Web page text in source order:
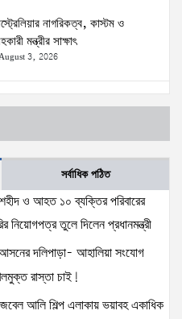
নাগরিকত্ব, কাস্টম ও
মন্ত্রীর সাক্ষাৎ
3, 2026
আহালিয়া সংযোগ সড়ক-
6, 2026
১০ ব্যক্তির পরিবারের হাতে চাকরির
8, 2026
নিয়ন্ত্রণে রয়েছে: স্বরাষ্ট্রমন্ত্রী
3, 2026
সর্বাধিক পঠিত
ও আহত ১০ ব্যক্তির পরিবারের
নিয়োগপত্র তুলে দিলেন প্রধানমন্ত্রী
দলিপাড়া- আহালিয়া সংযোগ
রাস্তা চাই!
আলি শিল্প এলাকায় ভয়াবহ একাধিক